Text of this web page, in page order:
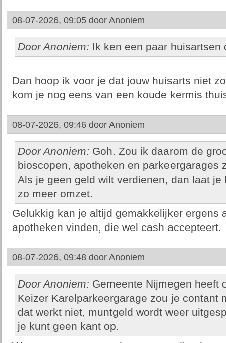
08-07-2026, 09:05 door Anoniem
Door Anoniem: Ik ken een paar
Dan hoop ik voor je dat jouw huisarts niet
kom je nog eens van een koude kermis
08-07-2026, 09:46 door Anoniem
Door Anoniem: Goh. Zou ik daarom de
bioscopen, apotheken en parkeergarages
Als je geen geld wilt verdienen, dan laat
zo meer omzet.
Gelukkig kan je altijd gemakkelijker ergens
apotheken vinden, die wel cash accepteert.
08-07-2026, 09:48 door Anoniem
Door Anoniem: Gemeente Nijmegen heeft
Keizer Karelparkeergarage zou je contant
dat werkt niet, muntgeld wordt weer
je kunt geen kant op.